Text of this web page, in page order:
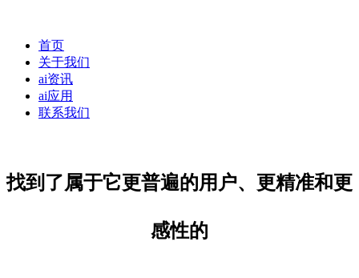
首页
关于我们
ai资讯
ai应用
联系我们
找到了属于它更普遍的用户、更精准和更
感性的